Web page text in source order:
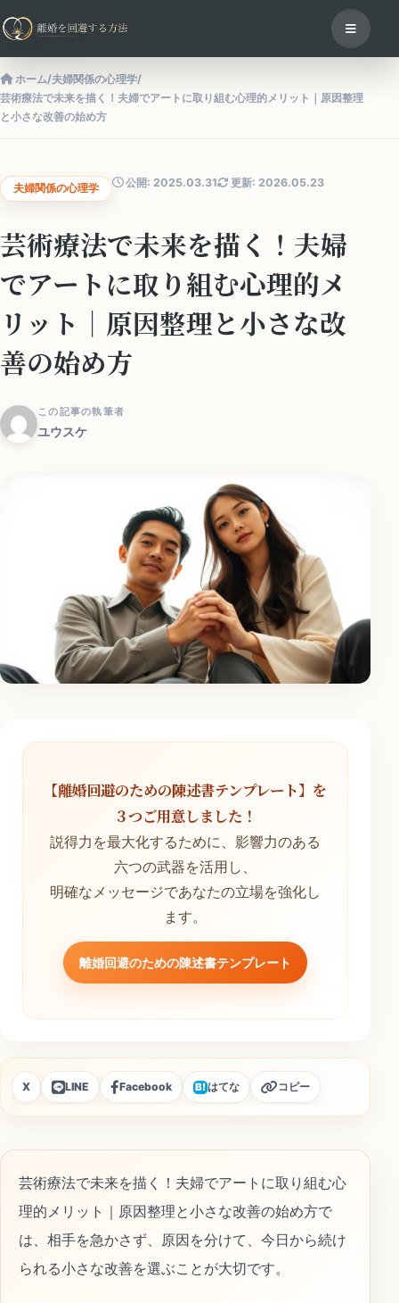
ホーム/夫婦関係の心理学/
芸術療法で未来を描く！夫婦でアートに取り組む心理的メリット｜原因整理
と小さな改善の始め方
夫婦関係の心理学 公開: 2025.03.31 更新: 2026.05.23
芸術療法で未来を描く！夫婦
でアートに取り組む心理的メ
リット｜原因整理と小さな改
善の始め方
この記事の執筆者
ユウスケ
【離婚回避のための陳述書テンプレート】を
３つご用意しました！
説得力を最大化するために、影響力のある
六つの武器を活用し、
明確なメッセージであなたの立場を強化し
ます。
離婚回避のための陳述書テンプレート
X LINE Facebook B!はてな コピー
芸術療法で未来を描く！夫婦でアートに取り組む心
理的メリット｜原因整理と小さな改善の始め方で
は、相手を急かさず、原因を分けて、今日から続け
られる小さな改善を選ぶことが大切です。